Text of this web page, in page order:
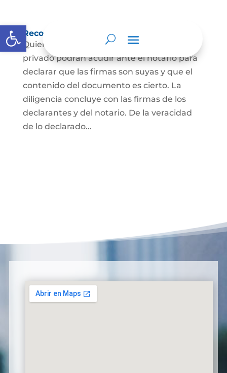
Abrir barra de herramientas
Reconocimiento de firma y contenido
Quienes hayan firmado un documento
privado podrán acudir ante el notario para
declarar que las firmas son suyas y que el
contenido del documento es cierto. La
diligencia concluye con las firmas de los
declarantes y del notario. De la veracidad
de lo declarado...